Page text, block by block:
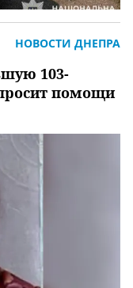
103-
помощи
НОВОСТИ ДНЕПРА